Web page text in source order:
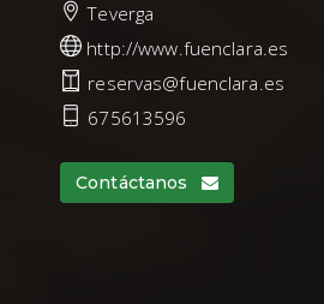
Teverga
http://www.fuenclara.es
reservas@fuenclara.es
675613596
Contáctanos